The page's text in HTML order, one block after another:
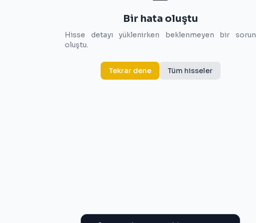
Bir hata oluştu
Hisse detayı yüklenirken beklenmeyen bir sorun
oluştu.
Tekrar dene Tüm hisseler